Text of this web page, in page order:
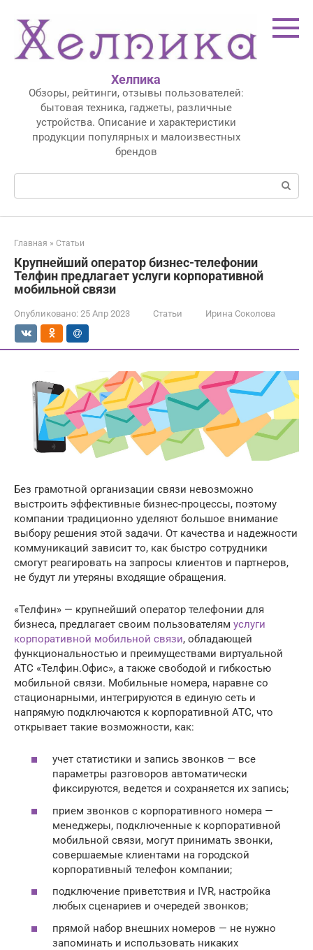
контенту
Хелпика
Обзоры, рейтинги, отзывы пользователей:
бытовая техника, гаджеты, различные
устройства. Описание и характеристики
продукции популярных и малоизвестных
брендов
Поиск:
Главная » Статьи
Крупнейший оператор бизнес-телефонии
Телфин предлагает услуги корпоративной
мобильной связи
Опубликовано: 25 Апр 2023 Статьи Ирина Соколова
Без грамотной организации связи невозможно
выстроить эффективные бизнес-процессы, поэтому
компании традиционно уделяют большое внимание
выбору решения этой задачи. От качества и надежности
коммуникаций зависит то, как быстро сотрудники
смогут реагировать на запросы клиентов и партнеров,
не будут ли утеряны входящие обращения.
«Телфин» — крупнейший оператор телефонии для
бизнеса, предлагает своим пользователям услуги
корпоративной мобильной связи, обладающей
функциональностью и преимуществами виртуальной
АТС «Телфин.Офис», а также свободой и гибкостью
мобильной связи. Мобильные номера, наравне со
стационарными, интегрируются в единую сеть и
напрямую подключаются к корпоративной АТС, что
открывает такие возможности, как:
учет статистики и запись звонков — все
параметры разговоров автоматически
фиксируются, ведется и сохраняется их запись;
прием звонков с корпоративного номера —
менеджеры, подключенные к корпоративной
мобильной связи, могут принимать звонки,
совершаемые клиентами на городской
корпоративный телефон компании;
подключение приветствия и IVR, настройка
любых сценариев и очередей звонков;
прямой набор внешних номеров — не нужно
запоминать и использовать никаких